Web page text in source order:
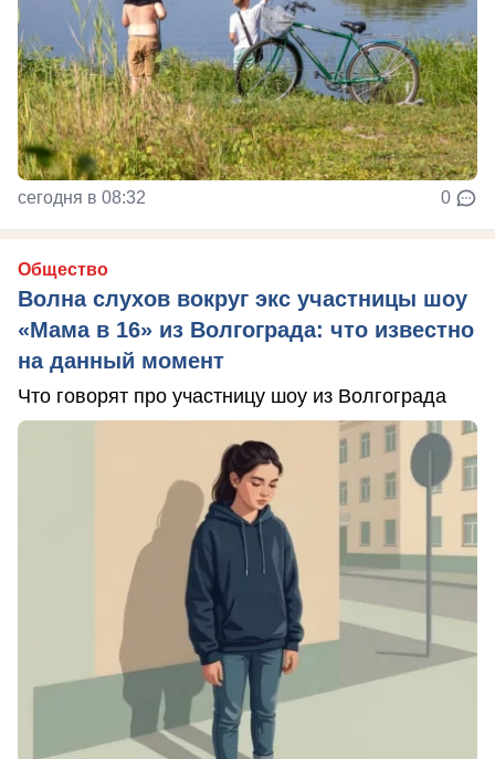
сегодня в 08:32 0
Общество
Волна слухов вокруг экс участницы шоу
«Мама в 16» из Волгограда: что известно
на данный момент
Что говорят про участницу шоу из Волгограда